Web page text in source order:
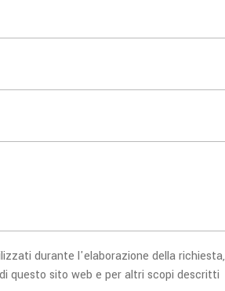
durante l'elaborazione della richiesta,
questo sito web e per altri scopi descritti